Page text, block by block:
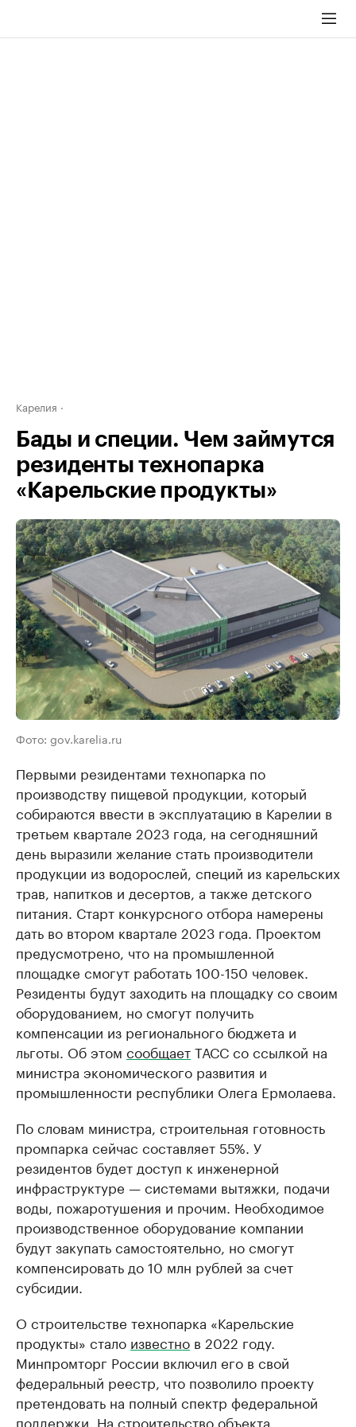
Карелия
Бады и специи. Чем займутся
резиденты технопарка
«Карельские продукты»
Фото: gov.karelia.ru
Первыми резидентами технопарка по
производству пищевой продукции, который
собираются ввести в эксплуатацию в Карелии в
третьем квартале 2023 года, на сегодняшний
день выразили желание стать производители
продукции из водорослей, специй из карельских
трав, напитков и десертов, а также детского
питания. Старт конкурсного отбора намерены
дать во втором квартале 2023 года. Проектом
предусмотрено, что на промышленной
площадке смогут работать 100-150 человек.
Резиденты будут заходить на площадку со своим
оборудованием, но смогут получить
компенсации из регионального бюджета и
льготы. Об этом сообщаетТАСС со ссылкой на
министра экономического развития и
промышленности республики Олега Ермолаева.
По словам министра, строительная готовность
промпарка сейчас составляет 55%. У
резидентов будет доступ к инженерной
инфраструктуре — системами вытяжки, подачи
воды, пожаротушения и прочим. Необходимое
производственное оборудование компании
будут закупать самостоятельно, но смогут
компенсировать до 10 млн рублей за счет
субсидии.
О строительстве технопарка «Карельские
продукты» стало известно в 2022 году.
Минпромторг России включил его в свой
федеральный реестр, что позволило проекту
претендовать на полный спектр федеральной
поддержки. На строительство объекта